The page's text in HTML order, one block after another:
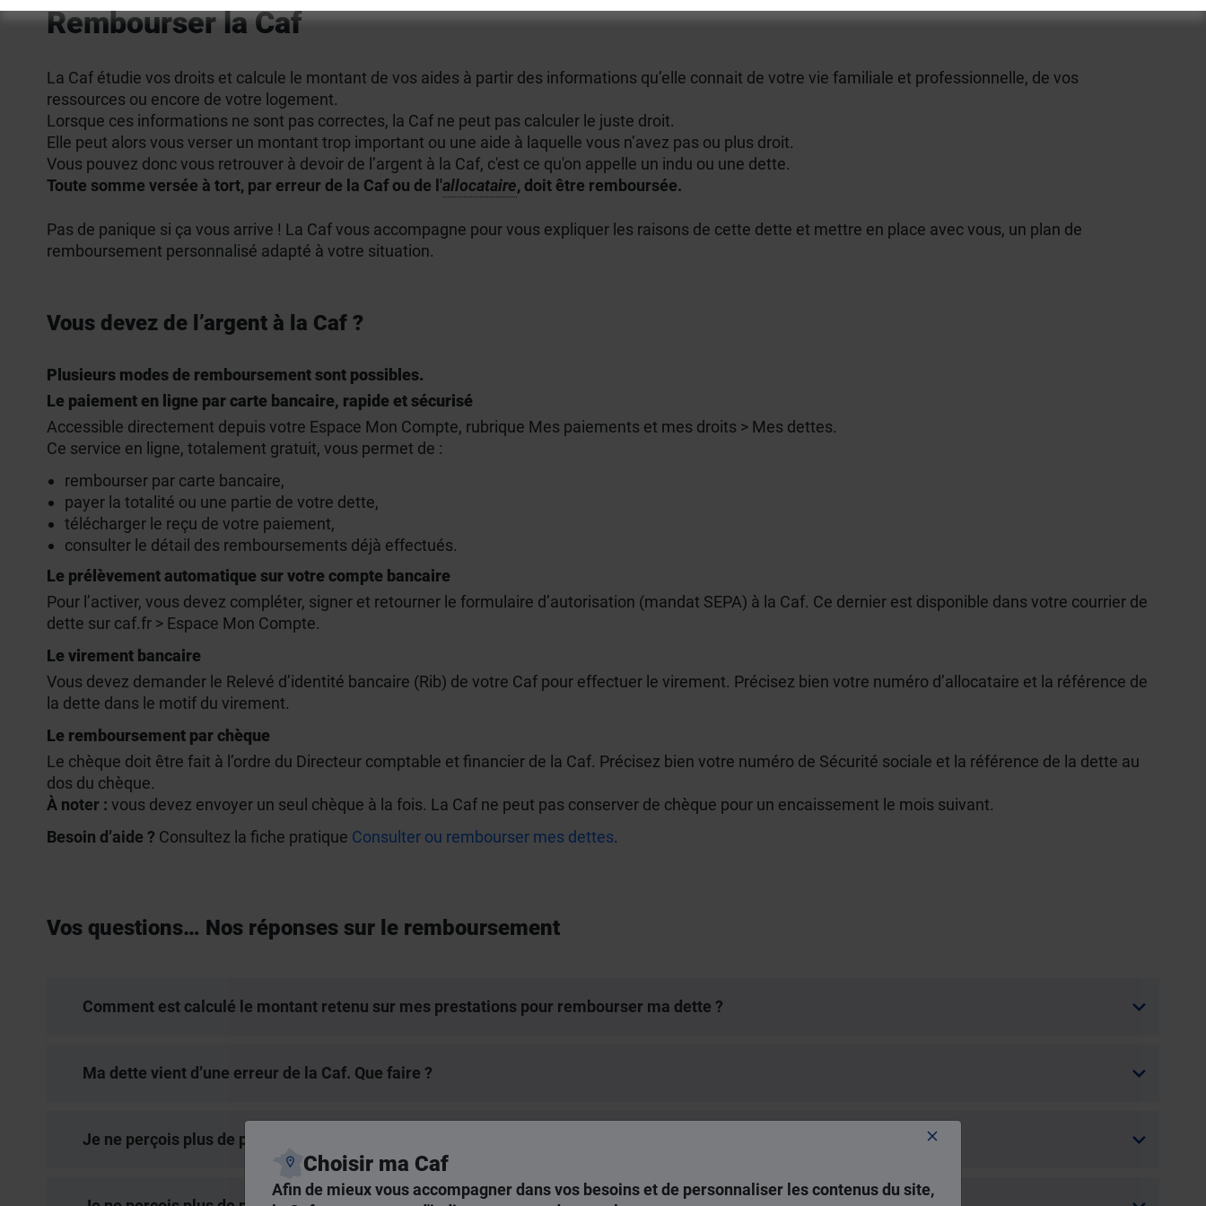
Choisir ma Caf
Afin de mieux vous accompagner dans vos besoins et de personnaliser les contenus du site,
Rembourser la Caf
La Caf étudie vos droits et calcule le montant de vos aides à partir des informations qu’elle connait de votre vie familiale et professionnelle, de vos
ressources ou encore de votre logement.
Lorsque ces informations ne sont pas correctes, la Caf ne peut pas calculer le juste droit.
Elle peut alors vous verser un montant trop important ou une aide à laquelle vous n’avez pas ou plus droit.
Vous pouvez donc vous retrouver à devoir de l’argent à la Caf, c'est ce qu'on appelle un indu ou une dette.
Toute somme versée à tort, par erreur de la Caf ou de l'allocataire, doit être remboursée.
Pas de panique si ça vous arrive ! La Caf vous accompagne pour vous expliquer les raisons de cette dette et mettre en place avec vous, un plan de
remboursement personnalisé adapté à votre situation.
Vous devez de l’argent à la Caf ?
Plusieurs modes de remboursement sont possibles.
Le paiement en ligne par carte bancaire, rapide et sécurisé
Accessible directement depuis votre Espace Mon Compte, rubrique Mes paiements et mes droits > Mes dettes.
Ce service en ligne, totalement gratuit, vous permet de :
rembourser par carte bancaire,
payer la totalité ou une partie de votre dette,
télécharger le reçu de votre paiement,
consulter le détail des remboursements déjà effectués.
Le prélèvement automatique sur votre compte bancaire
Pour l’activer, vous devez compléter, signer et retourner le formulaire d’autorisation (mandat SEPA) à la Caf. Ce dernier est disponible dans votre courrier de
dette sur caf.fr > Espace Mon Compte.
Le virement bancaire
Vous devez demander le Relevé d’identité bancaire (Rib) de votre Caf pour effectuer le virement. Précisez bien votre numéro d’allocataire et la référence de
la dette dans le motif du virement.
Le remboursement par chèque
Le chèque doit être fait à l’ordre du Directeur comptable et financier de la Caf. Précisez bien votre numéro de Sécurité sociale et la référence de la dette au
dos du chèque.
À noter : vous devez envoyer un seul chèque à la fois. La Caf ne peut pas conserver de chèque pour un encaissement le mois suivant.
Besoin d’aide ? Consultez la fiche pratique Consulter ou rembourser mes dettes.
Vos questions… Nos réponses sur le remboursement
Comment est calculé le montant retenu sur mes prestations pour rembourser ma dette ?
Ma dette vient d’une erreur de la Caf. Que faire ?
Je ne perçois plus de prestations. Comment rembourser ma dette ?